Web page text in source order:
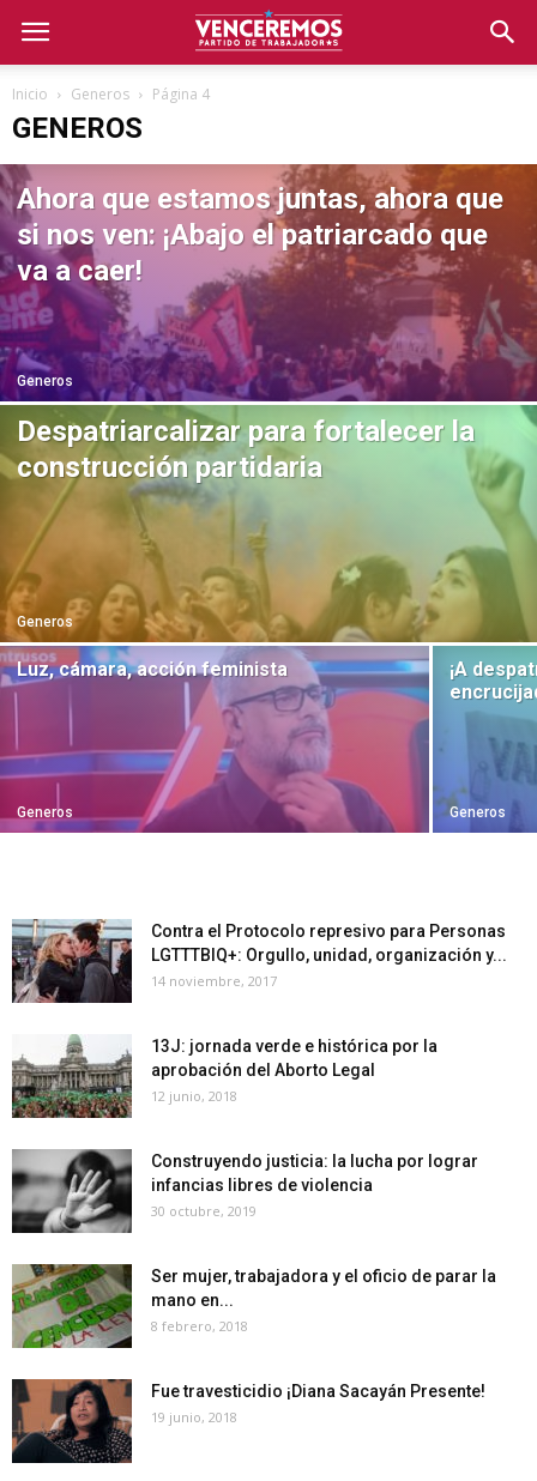
Inicio Generos Página 4
GENEROS
Generos
Ahora que estamos juntas, ahora que
si nos ven: ¡Abajo el patriarcado que
va a caer!
Generos
Despatriarcalizar para fortalecer la
construcción partidaria
Generos
Luz, cámara, acción feminista
Generos
¡A
Contra el Protocolo represivo para Personas
LGTTTBIQ+: Orgullo, unidad, organización y...
14 noviembre, 2017
13J: jornada verde e histórica por la
aprobación del Aborto Legal
12 junio, 2018
Construyendo justicia: la lucha por lograr
infancias libres de violencia
30 octubre, 2019
Ser mujer, trabajadora y el oficio de parar la
mano en...
8 febrero, 2018
Fue travesticidio ¡Diana Sacayán Presente!
19 junio, 2018